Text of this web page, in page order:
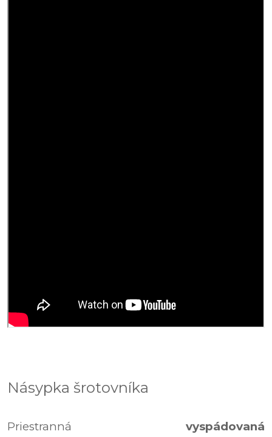
Násypka šrotovníka
Priestranná vyspádovaná